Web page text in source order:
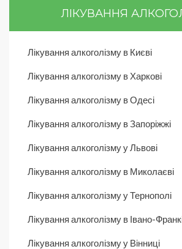
ЛІКУВАННЯ
Лікування алкоголізму в Києві
Лікування алкоголізму в Харкові
Лікування алкоголізму в Одесі
Лікування алкоголізму в Запоріжжі
Лікування алкоголізму у Львові
Лікування алкоголізму в Миколаєві
Лікування алкоголізму у Тернополі
Лікування алкоголізму в Івано-
Лікування алкоголізму у Вінниці